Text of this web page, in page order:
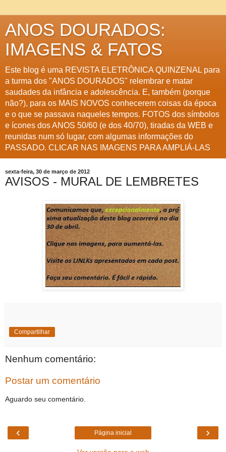
ANOS DOURADOS:
IMAGENS & FATOS
Este blog é uma REVISTA ELETRÔNICA QUINZENAL para
a turma dos "ANOS DOURADOS" relembrar e matar
saudades da infância e adolescência. E, também (porque
não?), para os MAIS NOVOS conhecerem coisas da época
e o que se passava naqueles tempos. FOTOS dos símbolos
e ícones dos ANOS 50/60 (e dos 40/70), tiradas da WEB e
reunidas num só lugar, com algumas informações do
PASSADO. CLICAR NAS IMAGENS PARA AMPLIÁ-LAS
sexta-feira, 30 de março de 2012
AVISOS - MURAL DE LEMBRETES
Compartilhar
Nenhum comentário:
Postar um comentário
Aguardo seu comentário.
‹ ›
Página inicial